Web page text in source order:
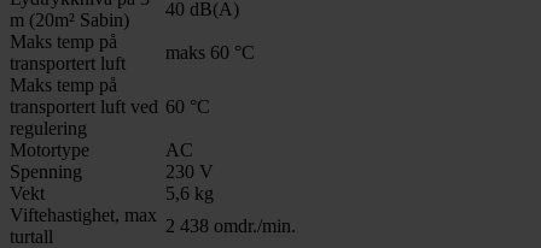
m (20m² Sabin)
40 dB(A)
Maks temp på
transportert luft
maks 60 °C
Maks temp på
transportert luft ved
regulering
60 °C
Motortype
AC
Spenning
230 V
Vekt
5,6 kg
Viftehastighet, max
turtall
2 438 omdr./min.